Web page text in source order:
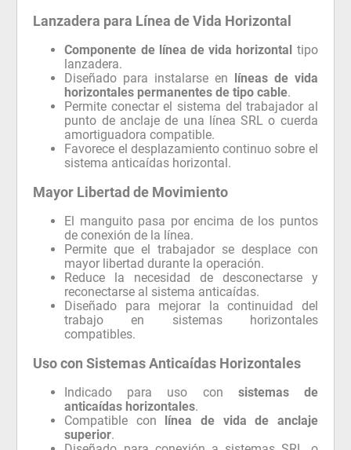
Lanzadera para Línea de Vida Horizontal
Componente de línea de vida horizontal tipo
lanzadera.
Diseñado para instalarse en líneas de vida
horizontales permanentes de tipo cable.
Permite conectar el sistema del trabajador al
punto de anclaje de una línea SRL o cuerda
amortiguadora compatible.
Favorece el desplazamiento continuo sobre el
sistema anticaídas horizontal.
Mayor Libertad de Movimiento
El manguito pasa por encima de los puntos
de conexión de la línea.
Permite que el trabajador se desplace con
mayor libertad durante la operación.
Reduce la necesidad de desconectarse y
reconectarse al sistema anticaídas.
Diseñado para mejorar la continuidad del
trabajo en sistemas horizontales
compatibles.
Uso con Sistemas Anticaídas Horizontales
Indicado para uso con sistemas de
anticaídas horizontales.
Compatible con línea de vida de anclaje
superior.